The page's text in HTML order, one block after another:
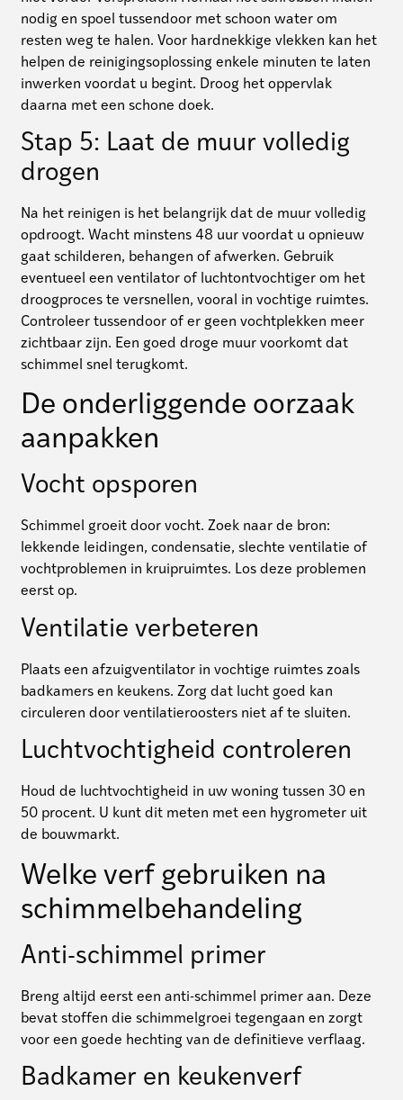
nodig en spoel tussendoor met schoon water om
resten weg te halen. Voor hardnekkige vlekken kan het
helpen de reinigingsoplossing enkele minuten te laten
inwerken voordat u begint. Droog het oppervlak
daarna met een schone doek.
Stap 5: Laat de muur volledig
drogen
Na het reinigen is het belangrijk dat de muur volledig
opdroogt. Wacht minstens 48 uur voordat u opnieuw
gaat schilderen, behangen of afwerken. Gebruik
eventueel een ventilator of luchtontvochtiger om het
droogproces te versnellen, vooral in vochtige ruimtes.
Controleer tussendoor of er geen vochtplekken meer
zichtbaar zijn. Een goed droge muur voorkomt dat
schimmel snel terugkomt.
De onderliggende oorzaak
aanpakken
Vocht opsporen
Schimmel groeit door vocht. Zoek naar de bron:
lekkende leidingen, condensatie, slechte ventilatie of
vochtproblemen in kruipruimtes. Los deze problemen
eerst op.
Ventilatie verbeteren
Plaats een afzuigventilator in vochtige ruimtes zoals
badkamers en keukens. Zorg dat lucht goed kan
circuleren door ventilatieroosters niet af te sluiten.
Luchtvochtigheid controleren
Houd de luchtvochtigheid in uw woning tussen 30 en
50 procent. U kunt dit meten met een hygrometer uit
de bouwmarkt.
Welke verf gebruiken na
schimmelbehandeling
Anti-schimmel primer
Breng altijd eerst een anti-schimmel primer aan. Deze
bevat stoffen die schimmelgroei tegengaan en zorgt
voor een goede hechting van de definitieve verflaag.
Badkamer en keukenverf